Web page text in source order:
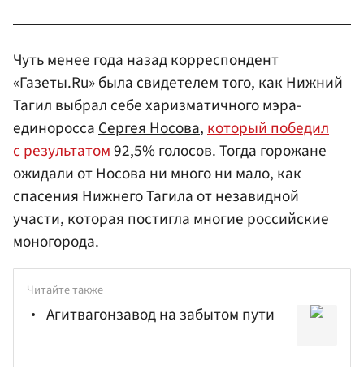
Чуть менее года назад корреспондент
«Газеты.Ru» была свидетелем того, как Нижний
Тагил выбрал себе харизматичного мэра-
единоросса Сергея Носова, который победил
с результатом92,5% голосов. Тогда горожане
ожидали от Носова ни много ни мало, как
спасения Нижнего Тагила от незавидной
участи, которая постигла многие российские
моногорода.
Читайте также
Агитвагонзавод на забытом пути